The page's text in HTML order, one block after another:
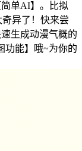
单AI】。比拟
异了！快来尝
生成动漫气概的
功能】哦~为你的